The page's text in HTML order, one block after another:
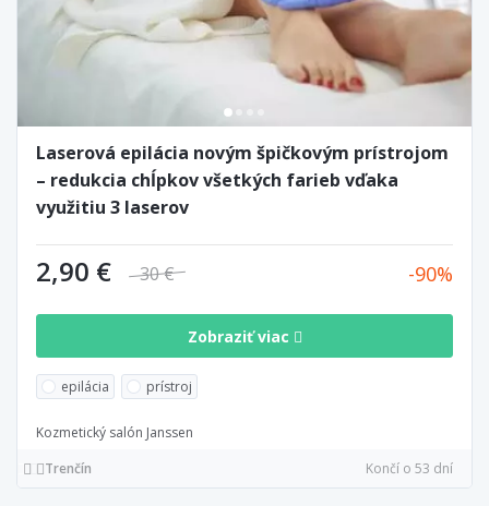
Laserová epilácia novým špičkovým prístrojom
– redukcia chĺpkov všetkých farieb vďaka
využitiu 3 laserov
2,90 € 30 € 90
Zobraziť viac
epilácia prístroj
Kozmetický salón Janssen
Trenčín
Končí o 53 dní